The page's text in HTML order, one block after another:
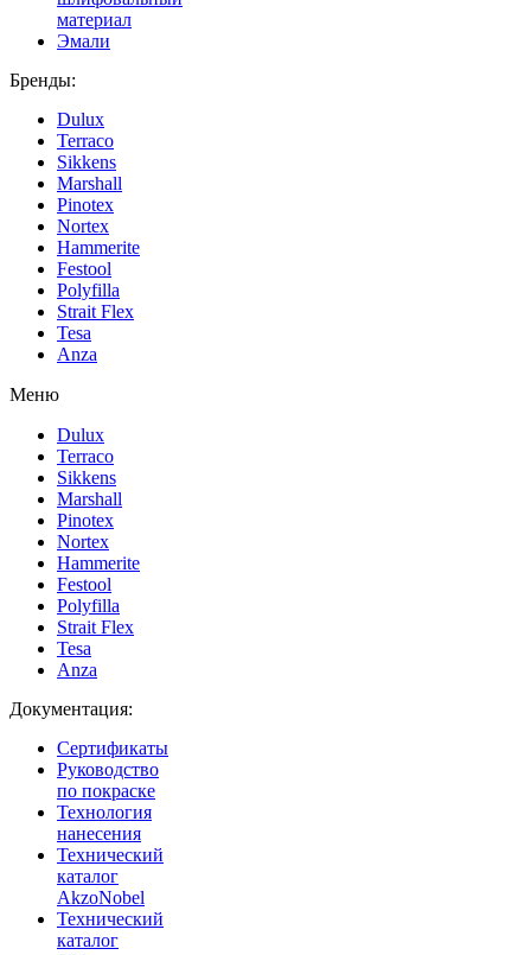
материал
Эмали
Бренды:
Dulux
Terraco
Sikkens
Marshall
Pinotex
Nortex
Hammerite
Festool
Polyfilla
Strait Flex
Tesa
Anza
Меню
Dulux
Terraco
Sikkens
Marshall
Pinotex
Nortex
Hammerite
Festool
Polyfilla
Strait Flex
Tesa
Anza
Документация:
Сертификаты
Руководство
по покраске
Технология
нанесения
Технический
каталог
AkzoNobel
Технический
каталог